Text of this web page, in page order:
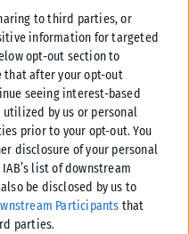
to third parties, or
information for targeted
opt-out section to
that after your opt-out
seeing interest-based
by us or personal
prior to your opt-out. You
disclosure of your personal
list of downstream
be disclosed by us to
Participants that
parties.
για την κρατική
αρωγής για τις περιοχές
με τις αρμόδιες αρχές...